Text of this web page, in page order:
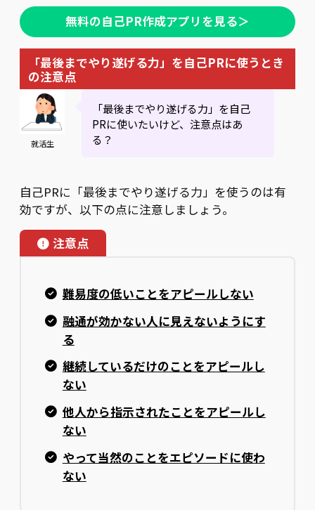
無料の自己PR作成アプリを見る＞
「最後までやり遂げる力」を自己PRに使うとき
の注意点
就活生
「最後までやり遂げる力」を自己
PRに使いたいけど、注意点はあ
る？
自己PRに「最後までやり遂げる力」を使うのは有
効ですが、以下の点に注意しましょう。
注意点
難易度の低いことをアピールしない
融通が効かない人に見えないようにす
る
継続しているだけのことをアピールし
ない
他人から指示されたことをアピールし
ない
やって当然のことをエピソードに使わ
ない